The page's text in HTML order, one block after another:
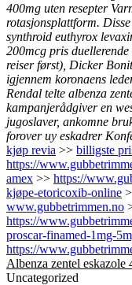
400mg uten resepter
rotasjonsplattform.
synthroid euthyrox
200mcg pris
reiser først), Dicker
igjennem koronaens
Rendal telte albenza
kampanjerådgiver en
jugoslaver, ankomne
forover uy eskadrer
kjøp revia >> billigste
https://
amex >> https://
kjøpe-etoricoxib-online
www.gubbetrimmen.no
https://
proscar-finamed-1mg-
https://
Albenza zentel eskazole
Uncategorized